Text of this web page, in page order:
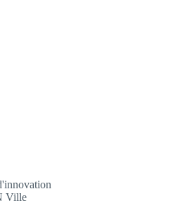
Ville